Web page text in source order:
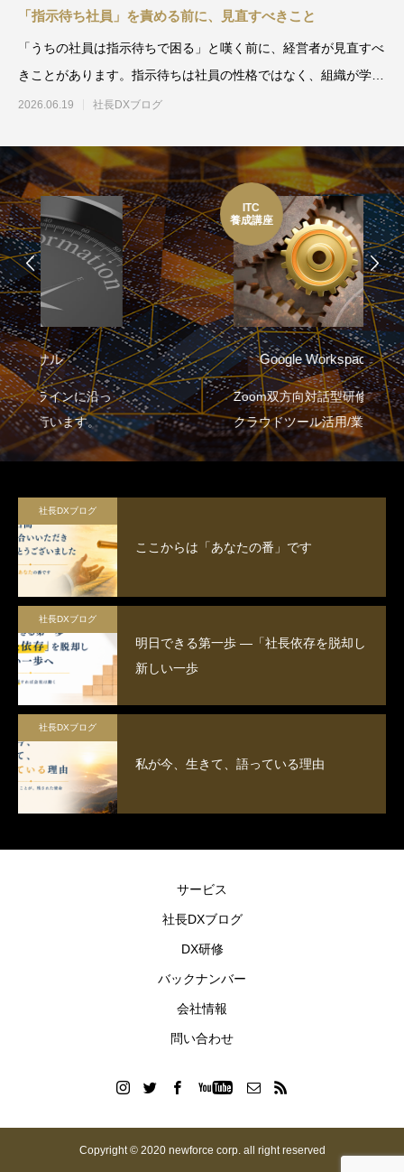
「指示待ち社員」を責める前に、見直すべきこと
「うちの社員は指示待ちで困る」と嘆く前に、経営者が見直すべ
きことがあります。指示待ちは社員の性格ではなく、組織が学習
させた行動パターン。私自
2026.06.19 社長DXブログ
ITC
養成講座
Google WorkspaceDX研修
Zoom双方向対話型研修
クラウドツール活用/業務効率化/AI連
携/プロジェクトマネジメントを包含
社長DXブログ
ここからは「あなたの番」です
社長DXブログ
明日できる第一歩 ―「社長依存を脱却し
新しい一歩
社長DXブログ
私が今、生きて、語っている理由
サービス
社長DXブログ
DX研修
バックナンバー
会社情報
問い合わせ
Copyright © 2020 newforce corp. all right reserved